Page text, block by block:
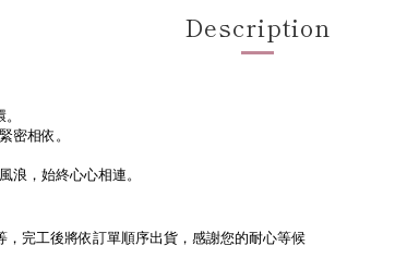
Description
密相依。
浪，始終心心相連。
，完工後將依訂單順序出貨，感謝您的耐心等候